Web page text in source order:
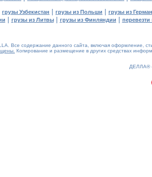
грузы Узбекистан | грузы из Польши | грузы из
| грузы из Литвы| грузы из Финляндии | перевезти
Все содержание данного сайта, включая оформление,
Копирование и размещение в других средствах